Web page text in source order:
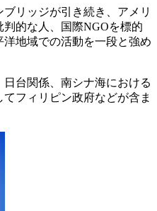
リッジが引き続き、アメリ
的な人、国際NGOを標的
地域での活動を一段と強め
台関係、南シナ海における
フィリピン政府などが含ま